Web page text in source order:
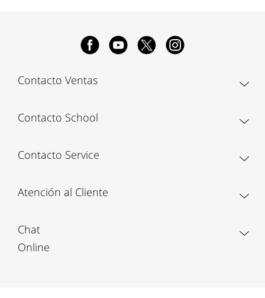
Contacto Ventas
Contacto School
Contacto Service
Atención al Cliente
Chat
Online